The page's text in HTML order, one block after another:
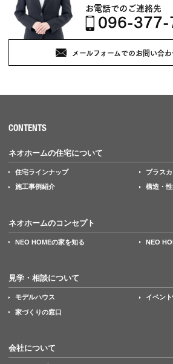
お電話でのご連絡先
096-
メールフォームでのお問い合
CONTENTS
ネオホームの住宅について
住宅ラインナップ プラス
施工事例紹介 構造・
ネオホームのコンセプト
NEO HOMEの家を知る NEO
見学・相談について
モデルハウス イベン
家づくりの窓口
会社について